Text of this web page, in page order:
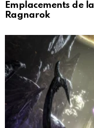
Emplacements de
Ragnarok